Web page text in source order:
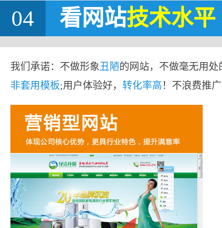
04 看网站技术水平
我们承诺：不做形象丑陋的网站，不做毫无用处
非套用模板;用户体验好， 转化率高！不浪费推